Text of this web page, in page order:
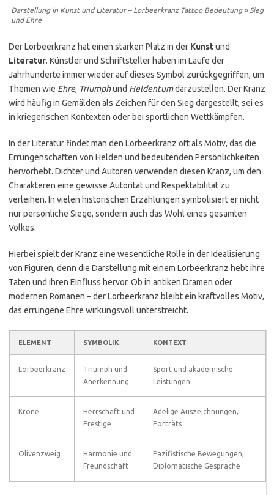
Darstellung in Kunst und Literatur – Lorbeerkranz Tattoo Bedeutung » Sieg
und Ehre
Der Lorbeerkranz hat einen starken Platz in der Kunstund
Literatur. Künstler und Schriftsteller haben im Laufe der
Jahrhunderte immer wieder auf dieses Symbol zurückgegriffen, um
Themen wie Ehre, Triumphund Heldentumdarzustellen. Der Kranz
wird häufig in Gemälden als Zeichen für den Sieg dargestellt, sei es
in kriegerischen Kontexten oder bei sportlichen Wettkämpfen.
In der Literatur findet man den Lorbeerkranz oft als Motiv, das die
Errungenschaften von Helden und bedeutenden Persönlichkeiten
hervorhebt. Dichter und Autoren verwenden diesen Kranz, um den
Charakteren eine gewisse Autorität und Respektabilität zu
verleihen. In vielen historischen Erzählungen symbolisiert er nicht
nur persönliche Siege, sondern auch das Wohl eines gesamten
Volkes.
Hierbei spielt der Kranz eine wesentliche Rolle in der Idealisierung
von Figuren, denn die Darstellung mit einem Lorbeerkranz hebt ihre
Taten und ihren Einfluss hervor. Ob in antiken Dramen oder
modernen Romanen – der Lorbeerkranz bleibt ein kraftvolles Motiv,
das errungene Ehre wirkungsvoll unterstreicht.
ELEMENT SYMBOLIK KONTEXT
Lorbeerkranz
Triumph und
Anerkennung
Sport und akademische
Leistungen
Krone
Herrschaft und
Prestige
Adelige Auszeichnungen,
Porträts
Olivenzweig
Harmonie und
Freundschaft
Pazifistische Bewegungen,
Diplomatische Gespräche